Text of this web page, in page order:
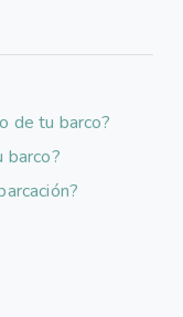
de tu barco?
barco?